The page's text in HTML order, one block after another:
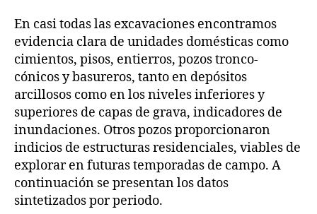
En casi todas las excavaciones encontramos
evidencia clara de unidades domésticas como
cimientos, pisos, entierros, pozos tronco-
cónicos y basureros, tanto en depósitos
arcillosos como en los niveles inferiores y
superiores de capas de grava, indicadores de
inundaciones. Otros pozos proporcionaron
indicios de estructuras residenciales, viables de
explorar en futuras temporadas de campo. A
continuación se presentan los datos
sintetizados por periodo.